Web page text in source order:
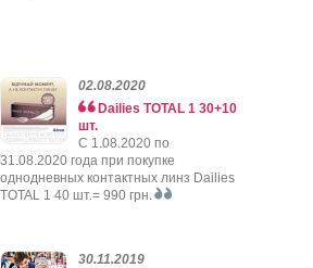
02.08.2020
Dailies TOTAL 1 30+10
шт.
C 1.08.2020 по
31.08.2020 года при покупке
однодневных контактных линз Dailies
TOTAL 1 40 шт.= 990 грн.
30.11.2019